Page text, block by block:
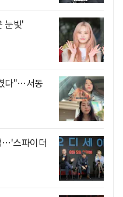
눈빛'
다"…서동
…'스파이더